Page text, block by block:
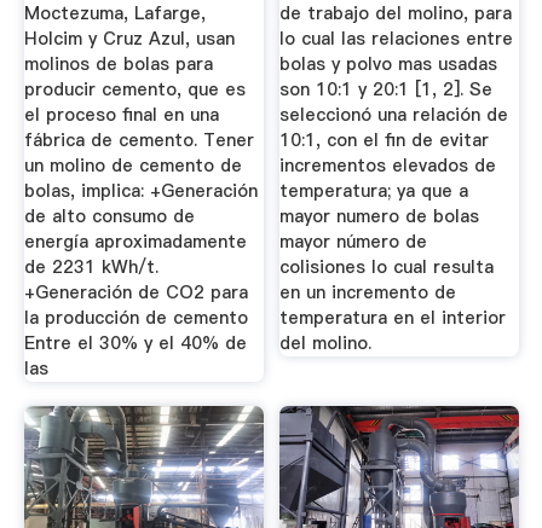
Moctezuma, Lafarge,
Holcim y Cruz Azul, usan
molinos de bolas para
producir cemento, que es
el proceso final en una
fábrica de cemento. Tener
un molino de cemento de
bolas, implica: +Generación
de alto consumo de
energía aproximadamente
de 2231 kWh/t.
+Generación de CO2 para
la producción de cemento
Entre el 30% y el 40% de
las
de trabajo del molino, para
lo cual las relaciones entre
bolas y polvo mas usadas
son 10:1 y 20:1 [1, 2]. Se
seleccionó una relación de
10:1, con el fin de evitar
incrementos elevados de
temperatura; ya que a
mayor numero de bolas
mayor número de
colisiones lo cual resulta
en un incremento de
temperatura en el interior
del molino.